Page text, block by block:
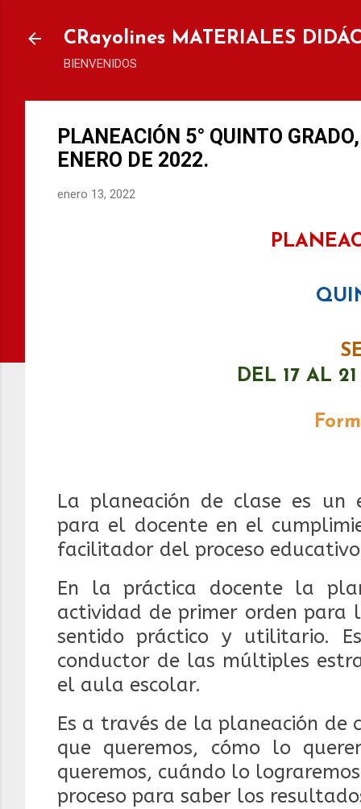
CRayolines MATERIALES
BIENVENIDOS
PLANEACIÓN 5° QUINTO
ENERO DE 2022.
enero 13, 2022
DEL 17 AL
La planeación de clase es un
para el docente en el
facilitador del proceso
En la práctica docente la
actividad de primer orden para
sentido práctico y utilitario.
conductor de las múltiples
el aula escolar.
Es a través de la planeación de
que queremos, cómo lo
queremos, cuándo lo
proceso para saber los